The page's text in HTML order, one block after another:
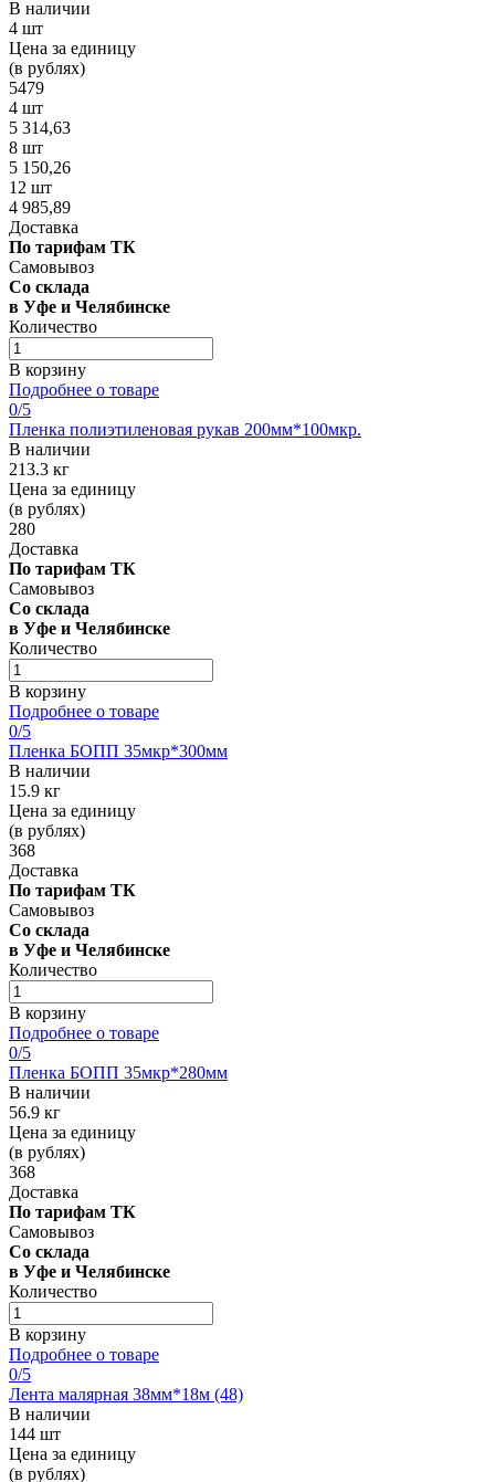
В наличии
4 шт
Цена за единицу
(в рублях)
5479
4 шт
5 314,63
8 шт
5 150,26
12 шт
4 985,89
Доставка
По тарифам ТК
Самовывоз
Со склада
в Уфе и Челябинске
Количество
В корзину
Подробнее о товаре
0/5
Пленка полиэтиленовая рукав 200мм*100мкр.
В наличии
213.3 кг
Цена за единицу
(в рублях)
280
Доставка
По тарифам ТК
Самовывоз
Со склада
в Уфе и Челябинске
Количество
В корзину
Подробнее о товаре
0/5
Пленка БОПП 35мкр*300мм
В наличии
15.9 кг
Цена за единицу
(в рублях)
368
Доставка
По тарифам ТК
Самовывоз
Со склада
в Уфе и Челябинске
Количество
В корзину
Подробнее о товаре
0/5
Пленка БОПП 35мкр*280мм
В наличии
56.9 кг
Цена за единицу
(в рублях)
368
Доставка
По тарифам ТК
Самовывоз
Со склада
в Уфе и Челябинске
Количество
В корзину
Подробнее о товаре
0/5
Лента малярная 38мм*18м (48)
В наличии
144 шт
Цена за единицу
(в рублях)